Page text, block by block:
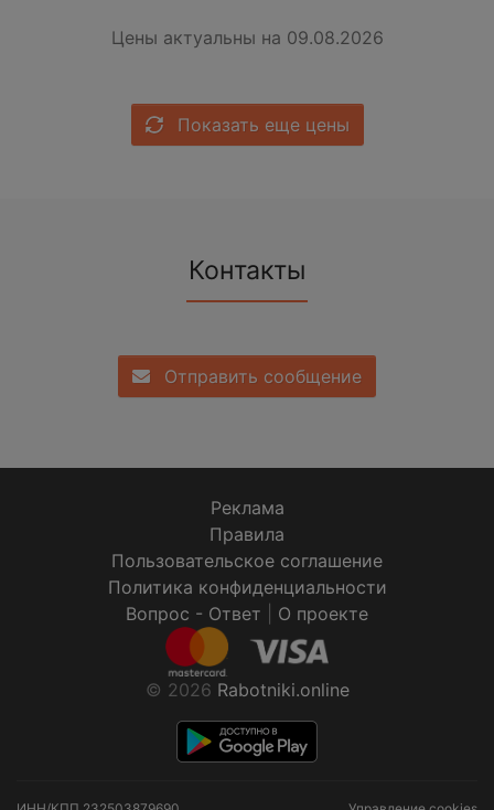
Цены актуальны на 09.08.2026
Показать еще цены
Контакты
Отправить сообщение
Реклама
Правила
Пользовательское соглашение
Политика конфиденциальности
Вопрос - Ответ
О проекте
© 2026 Rabotniki.online